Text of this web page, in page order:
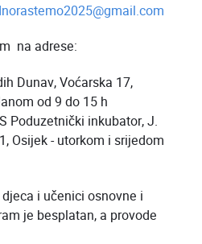
na adrese:
Dunav, Voćarska 17,
od 9 do 15 h
Poduzetnički inkubator, J.
Osijek - utorkom i srijedom
i učenici osnovne i
je besplatan, a provode